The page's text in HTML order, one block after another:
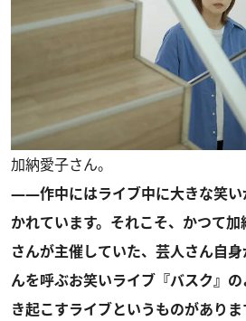
加納愛子さん。
――作中にはライブ中に大きな笑い
かれています。それこそ、かつて
さんが主催していた、芸人さん自
んを呼ぶお笑いライブ『バスク』
き起こすライブというものがあり